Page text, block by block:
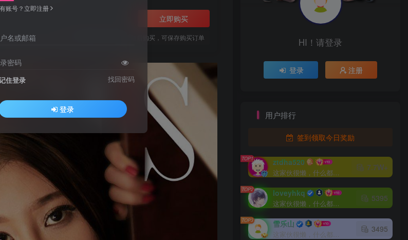
立即购买
您当前未登录！建议登陆后购买，可保存购买订单 HI！请登录
登录 注册
用户排行
签到领取今日奖励
TOP1 ztdha520
这家伙很懒，什么都没有写...
7.7W+
TOP2 loveyhkq
这家伙很懒，什么都没有写...
5395
TOP3 雪乐山
这家伙很懒，什么都没有写...
3495
账号？立即注册
名或邮箱
密码
住登录 找回密码
登录